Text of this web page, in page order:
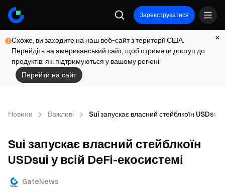
Зареєструватися
Схоже, ви заходите на наш веб-сайт з території США.
Перейдіть на американський сайт, щоб отримати доступ до
продуктів, які підтримуються у вашому регіоні.
Перейти на сайт
Новини Важливі Sui запускає власний стейблкоїн USDsui
Sui запускає власний стейблкоїн
USDsui у всій DeFi-екосистемі
GateNews